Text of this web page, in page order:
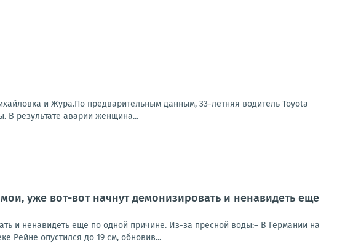
и Жура.По предварительным данным, 33-летняя водитель Toyota
В результате аварии женщина...
уже вот-вот начнут демонизировать и ненавидеть еще
и ненавидеть еще по одной причине. Из-за пресной воды:– В Германии на
Рейне опустился до 19 см, обновив...